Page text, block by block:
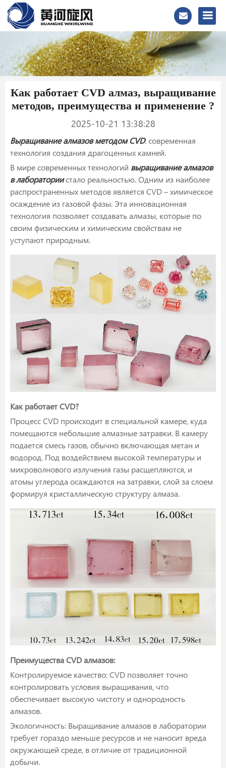
Как работает CVD алмаз, выращивание
методов, преимущества и применение ?
2025-10-21 13:38:28
Выращивание алмазов методом CVD: современная
технология создания драгоценных камней.
В мире современных технологий выращивание алмазов
в лабораториистало реальностью. Одним из наиболее
распространенных методов является CVD – химическое
осаждение из газовой фазы. Эта инновационная
технология позволяет создавать алмазы, которые по
своим физическим и химическим свойствам не
уступают природным.
Как работает CVD?
Процесс CVD происходит в специальной камере, куда
помещаются небольшие алмазные затравки. В камеру
подается смесь газов, обычно включающая метан и
водород. Под воздействием высокой температуры и
микроволнового излучения газы расщепляются, и
атомы углерода осаждаются на затравки, слой за слоем
формируя кристаллическую структуру алмаза.
Преимущества CVD алмазов:
Контролируемое качество: CVD позволяет точно
контролировать условия выращивания, что
обеспечивает высокую чистоту и однородность
алмазов.
Экологичность: Выращивание алмазов в лаборатории
требует гораздо меньше ресурсов и не наносит вреда
окружающей среде, в отличие от традиционной
добычи.